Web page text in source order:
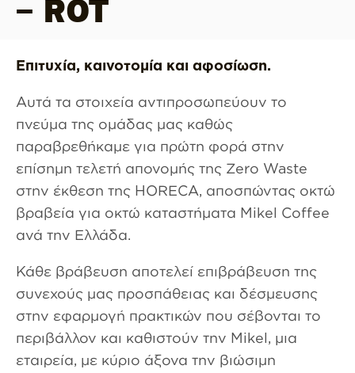
– ROT
Επιτυχία, καινοτομία και αφοσίωση.
Αυτά τα στοιχεία αντιπροσωπεύουν το
πνεύμα της ομάδας μας καθώς
παραβρεθήκαμε για πρώτη φορά στην
επίσημη τελετή απονομής της Zero Waste
στην έκθεση της HORECA, αποσπώντας οκτώ
βραβεία για οκτώ καταστήματα Mikel Coffee
ανά την Ελλάδα.
Κάθε βράβευση αποτελεί επιβράβευση της
συνεχούς μας προσπάθειας και δέσμευσης
στην εφαρμογή πρακτικών που σέβονται το
περιβάλλον και καθιστούν την Mikel, μια
εταιρεία, με κύριο άξονα την βιώσιμη